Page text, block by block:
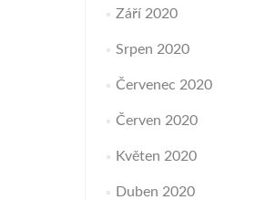
Září 2020
Srpen 2020
Červenec 2020
Červen 2020
Květen 2020
Duben 2020